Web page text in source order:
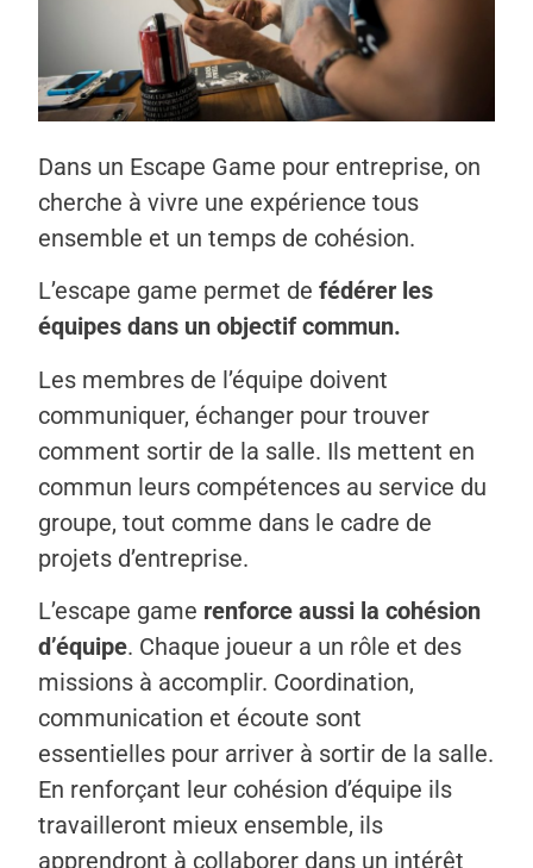
Dans un Escape Game pour entreprise, on
cherche à vivre une expérience tous
ensemble et un temps de cohésion.
L’escape game permet defédérer les
équipes dans un objectif commun.
Les membres de l’équipe doivent
communiquer, échanger pour trouver
comment sortir de la salle. Ils mettent en
commun leurs compétences au service du
groupe, tout comme dans le cadre de
projets d’entreprise.
L’escape game renforce aussi la cohésion
d’équipe. Chaque joueur a un rôle et des
missions à accomplir. Coordination,
communication et écoute sont
essentielles pour arriver à sortir de la salle.
En renforçant leur cohésion d’équipe ils
travailleront mieux ensemble, ils
apprendront à collaborer dans un intérêt